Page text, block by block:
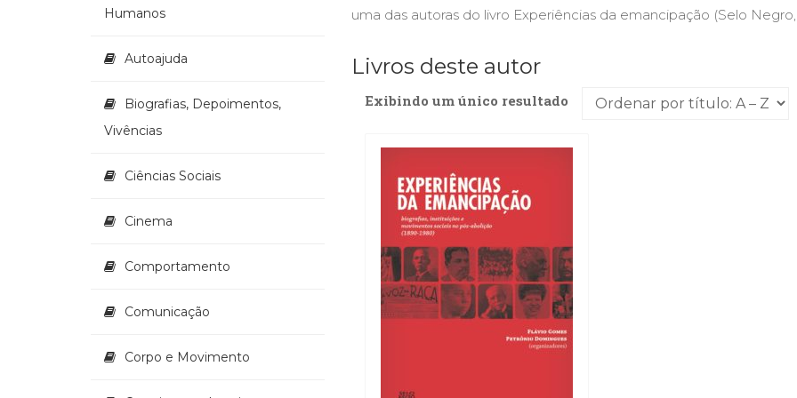
uma das autoras do livro Experiências da emancipação (Selo Negro,
Livros deste autor
Exibindo um único resultado
Humanos
Autoajuda
Biografias, Depoimentos,
Vivências
Ciências Sociais
Cinema
Comportamento
Comunicação
Corpo e Movimento